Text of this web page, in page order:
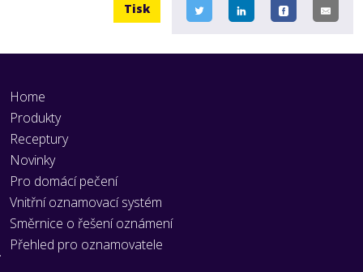
Tisk
Home
Produkty
Receptury
Novinky
Pro domácí pečení
Vnitřní oznamovací systém
Směrnice o řešení oznámení
Přehled pro oznamovatele